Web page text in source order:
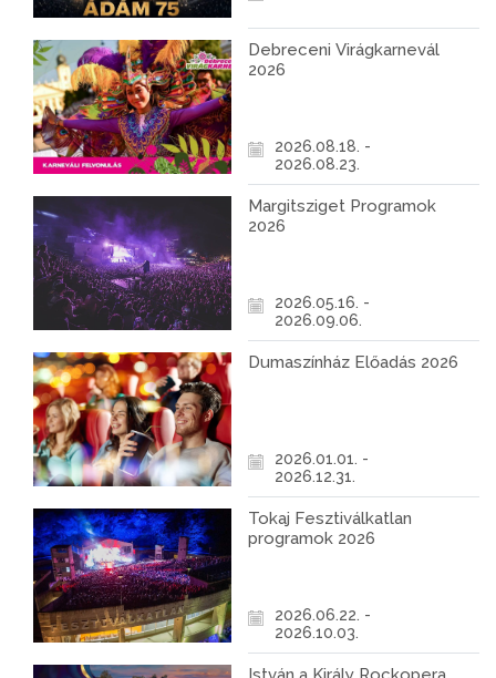
Debreceni Virágkarnevál
2026
2026.08.18. -
2026.08.23.
Margitsziget Programok
2026
2026.05.16. -
2026.09.06.
Dumaszínház Előadás 2026
2026.01.01. -
2026.12.31.
Tokaj Fesztiválkatlan
programok 2026
2026.06.22. -
2026.10.03.